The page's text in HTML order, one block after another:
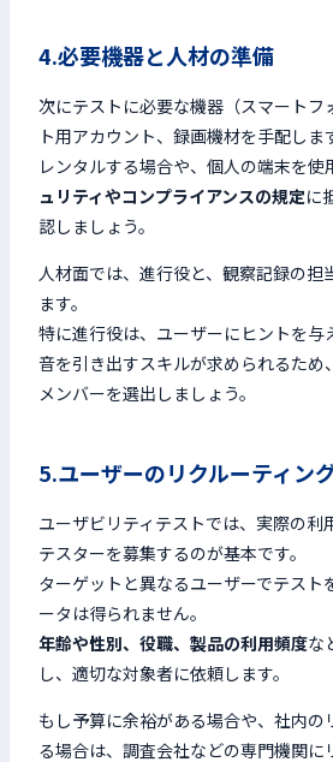
4.必要機器と人材の準備
次にテストに必要な機器（スマートフ
ト用アカウント、録画機材を手配しま
レンタルする場合や、個人の端末を使
ュリティやコンプライアンスの規定に
認しましょう。
人材面では、進行役と、観察記録の担
ます。
特に進行役は、ユーザーにヒントを与
音を引き出すスキルが求められるため
メンバーを選出しましょう。
5.ユーザーのリクルーティン
ユーザビリティテストでは、実際の利
テスターを募集するのが基本です。
ターゲットと異なるユーザーでテスト
ータは得られません。
年齢や性別、役職、製品の利用頻度な
し、適切な対象者に依頼します。
もし予算に余裕がある場合や、社内の
る場合は、調査会社などの専門機関に